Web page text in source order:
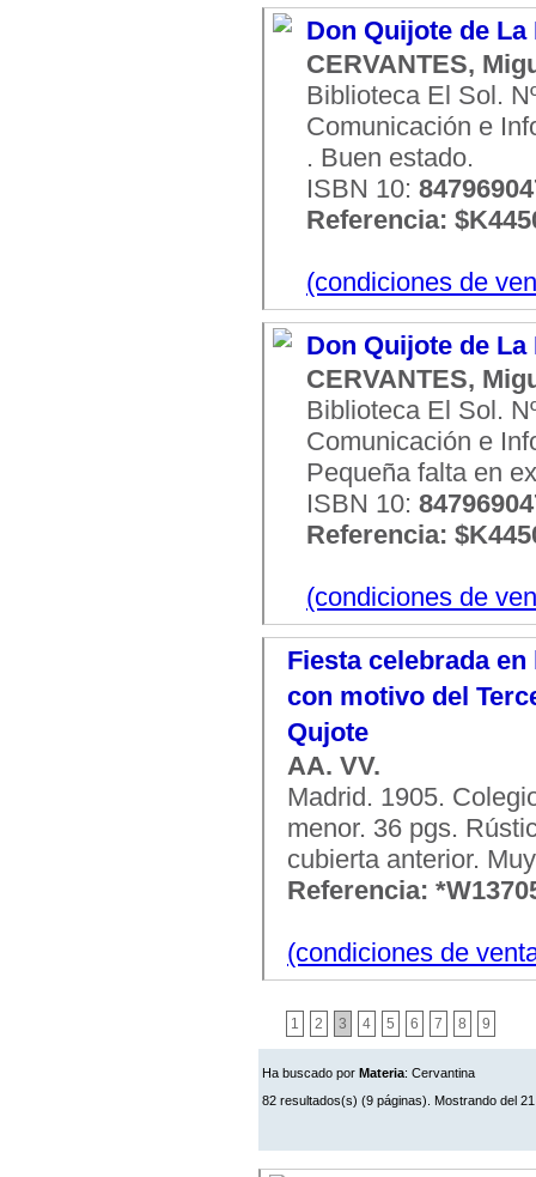
Don Quijote de La
CERVANTES,
Biblioteca El Sol.
Comunicación e
. Buen estado.
ISBN 10:
Referencia:
(condiciones de
Don Quijote de La
CERVANTES,
Biblioteca El Sol.
Comunicación e
Pequeña falta en
ISBN 10:
Referencia:
(condiciones de
Fiesta celebrada
con motivo del
Qujote
AA. VV.
Madrid. 1905.
menor. 36 pgs.
cubierta anterior.
Referencia:
(condiciones de
1 2 3 4 5 6 7 8 9
Ha buscado por Materia: Cervantina
82 resultados(s) (9 páginas). Mostrando del